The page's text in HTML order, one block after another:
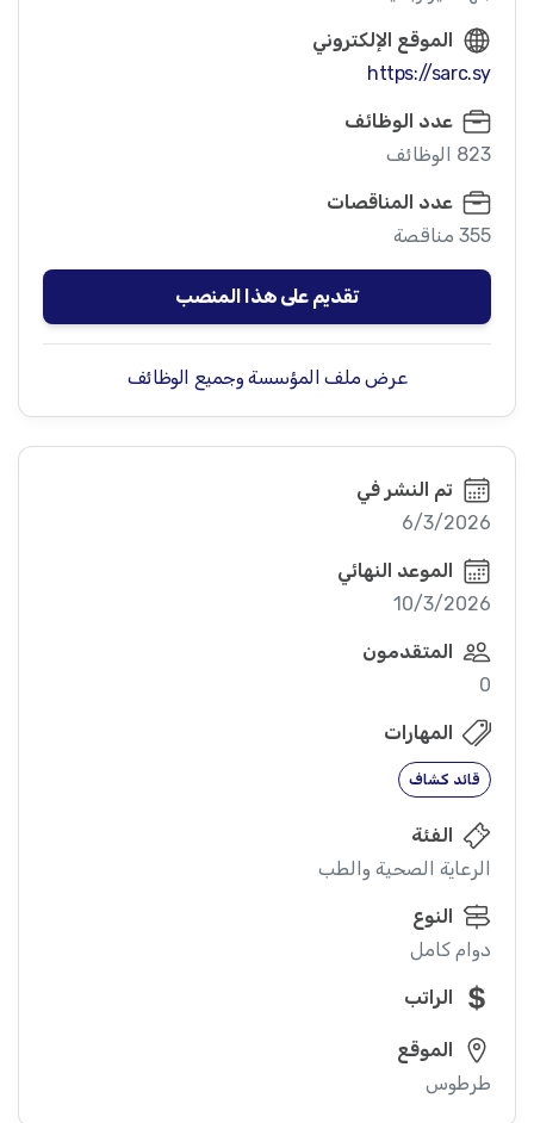
الموقع الإلكتروني
https://sarc.sy
عدد الوظائف
823 الوظائف
عدد المناقصات
355 مناقصة
تقديم على هذا المنصب
عرض ملف المؤسسة وجميع الوظائف
تم النشر في
6/3/2026
الموعد النهائي
10/3/2026
المتقدمون
0
المهارات
قائد كشاف
الفئة
الرعاية الصحية والطب
النوع
دوام كامل
الراتب
الموقع
طرطوس